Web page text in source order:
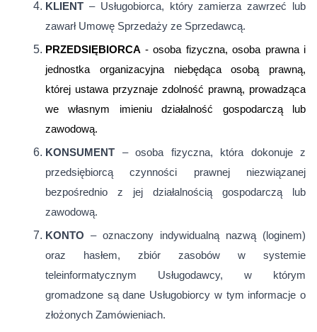
KLIENT – Usługobiorca, który zamierza zawrzeć lub
zawarł Umowę Sprzedaży ze Sprzedawcą.
PRZEDSIĘBIORCA - osoba fizyczna, osoba prawna i
jednostka organizacyjna niebędąca osobą prawną,
której ustawa przyznaje zdolność prawną, prowadząca
we własnym imieniu działalność gospodarczą lub
zawodową.
KONSUMENT – osoba fizyczna, która dokonuje z
przedsiębiorcą czynności prawnej niezwiązanej
bezpośrednio z jej działalnością gospodarczą lub
zawodową.
KONTO – oznaczony indywidualną nazwą (loginem)
oraz hasłem, zbiór zasobów w systemie
teleinformatycznym Usługodawcy, w którym
gromadzone są dane Usługobiorcy w tym informacje o
złożonych Zamówieniach.